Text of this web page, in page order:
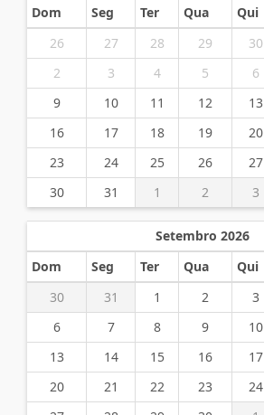
Dom
Seg Ter Qua Qui
26
27 28 29 30
2
3 4 5 6
9
10 11 12 13
16
17 18 19 20
23
24 25 26 27
30
31 1 2 3
Setembro 2026
Dom
Seg Ter Qua Qui
30
31 1 2 3
6
7 8 9 10
13
14 15 16 17
20
21 22 23 24